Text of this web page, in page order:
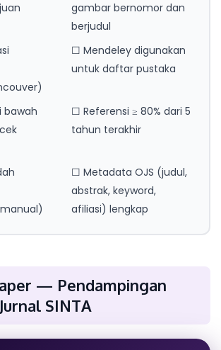
gambar bernomor dan
berjudul
☐ Mendeley digunakan
untuk daftar pustaka
bawah
☐ Referensi ≥ 80% dari 5
tahun terakhir
☐ Metadata OJS (judul,
abstrak, keyword,
afiliasi) lengkap
— Pendampingan
SINTA